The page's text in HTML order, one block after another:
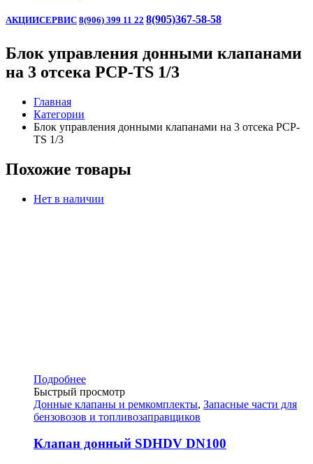
АКЦИИСЕРВИС 8(906) 399 11 22 8(905)367-58-58
Блок управления донными клапанами
на 3 отсека PCP-TS 1/3
Главная
Категории
Блок управления донными клапанами на 3 отсека PCP-
TS 1/3
Похожие товары
Нет в наличии
Подробнее
Быстрый просмотр
Донные клапаны и ремкомплекты, Запасные части для
бензовозов и топливозаправщиков
Клапан донный SDHDV DN100